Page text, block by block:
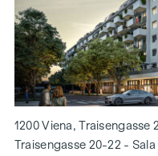
1200 Viena, Traisengasse
Traisengasse 20-22 -